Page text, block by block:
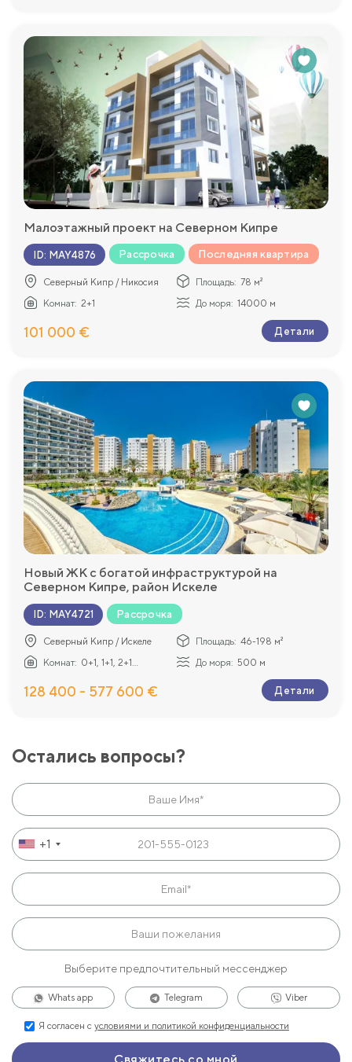
Малоэтажный проект на Северном Кипре
ID: MAY4876 Рассрочка Последняя квартира
Северный Кипр / Никосия Площадь: 78 м²
Комнат: 2+1 До моря: 14000 м
101 000 € Детали
Новый ЖК с богатой инфраструктурой на
Северном Кипре, район Искеле
ID: MAY4721 Рассрочка
Северный Кипр / Искеле Площадь: 46-198 м²
Комнат: 0+1, 1+1, 2+1... До моря: 500 м
128 400 - 577 600 € Детали
Остались вопросы?
+1
Выберите предпочтительный мессенджер
Whats app Telegram Viber
Я согласен с условиями и политикой конфиденциальности